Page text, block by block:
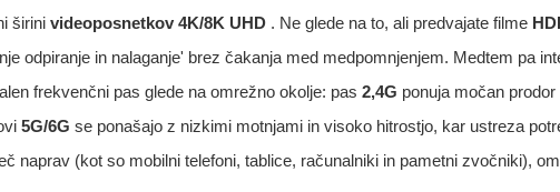
širini videoposnetkov 4K/8K UHD . Ne glede na to, ali predvajate filme
odpiranje in nalaganje' brez čakanja med medpomnjenjem. Medtem pa
frekvenčni pas glede na omrežno okolje: pas 2,4G ponuja močan
5G/6G se ponašajo z nizkimi motnjami in visoko hitrostjo, kar ustreza
naprav (kot so mobilni telefoni, tablice, računalniki in pametni zvočniki),